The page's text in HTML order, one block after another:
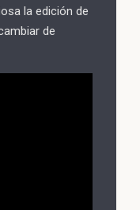
la edición de
de